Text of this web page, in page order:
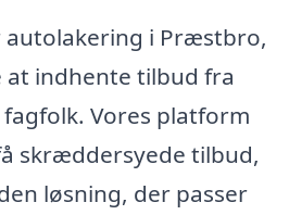
autolakering i Præstbro,
at indhente tilbud fra
Vores platform
skræddersyede tilbud,
løsning, der passer